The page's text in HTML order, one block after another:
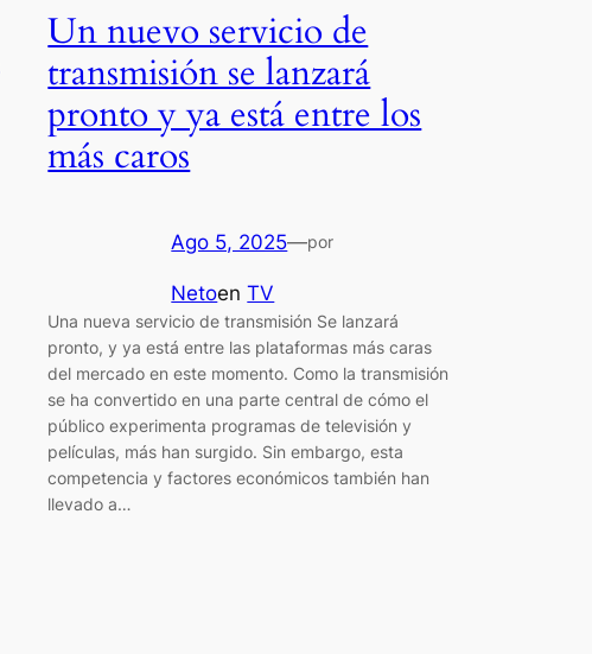
Un nuevo servicio de
transmisión se lanzará
pronto y ya está entre los
más caros
Ago 5, 2025—por
NetoenTV
Una nueva servicio de transmisión Se lanzará
pronto, y ya está entre las plataformas más caras
del mercado en este momento. Como la transmisión
se ha convertido en una parte central de cómo el
público experimenta programas de televisión y
películas, más han surgido. Sin embargo, esta
competencia y factores económicos también han
llevado a…